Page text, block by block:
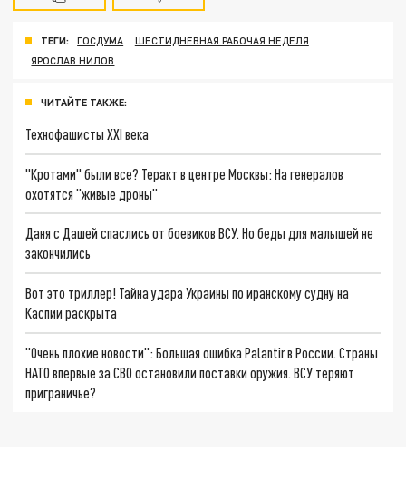
ТЕГИ: ГОСДУМА
ШЕСТИДНЕВНАЯ РАБОЧАЯ НЕДЕЛЯ
ЯРОСЛАВ НИЛОВ
ЧИТАЙТЕ ТАКЖЕ:
Технофашисты XXI века
"Кротами" были все? Теракт в центре Москвы: На генералов
охотятся "живые дроны"
Даня с Дашей спаслись от боевиков ВСУ. Но беды для малышей не
закончились
Вот это триллер! Тайна удара Украины по иранскому судну на
Каспии раскрыта
"Очень плохие новости": Большая ошибка Palantir в России. Страны
НАТО впервые за СВО остановили поставки оружия. ВСУ теряют
приграничье?